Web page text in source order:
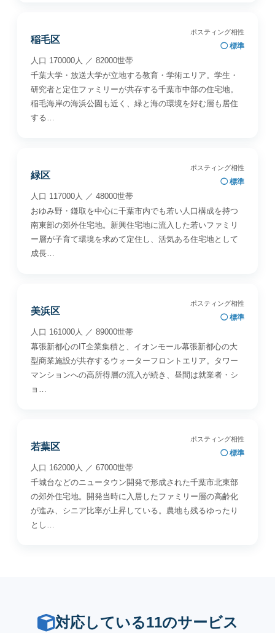
稲毛区
ポスティング相性
◯ 標準
人口 170000人 ／ 82000世帯
千葉大学・放送大学が立地する教育・学術エリア。学生・
研究者と定住ファミリーが共存する千葉市中部の住宅地。
稲毛海岸の海浜公園も近く、緑と海の環境を好む層も居住
する…
緑区
ポスティング相性
◯ 標準
人口 117000人 ／ 48000世帯
おゆみ野・鎌取を中心に千葉市内でも若い人口構成を持つ
南東部の郊外住宅地。新興住宅地に流入した若いファミリ
ー層が子育て環境を求めて定住し、活気ある住宅地として
成長…
美浜区
ポスティング相性
◯ 標準
人口 161000人 ／ 89000世帯
幕張新都心のIT企業集積と、イオンモール幕張新都心の大
型商業施設が共存するウォーターフロントエリア。タワー
マンションへの高所得層の流入が続き、昼間は就業者・シ
ョ…
若葉区
ポスティング相性
◯ 標準
人口 162000人 ／ 67000世帯
千城台などのニュータウン開発で形成された千葉市北東部
の郊外住宅地。開発当時に入居したファミリー層の高齢化
が進み、シニア比率が上昇している。農地も残るゆったり
とし…
対応している11のサービス